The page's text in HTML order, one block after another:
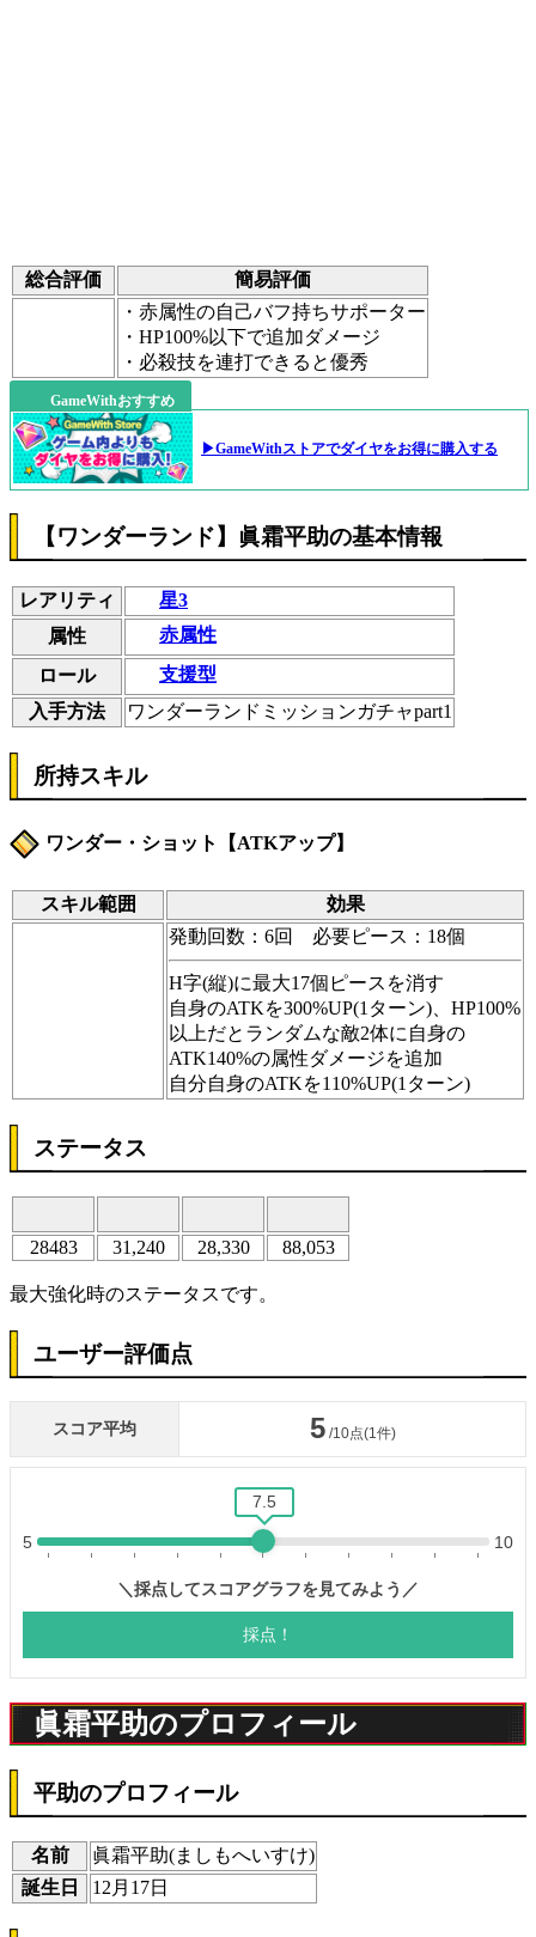
総合評価
簡易評価
・赤属性の自己バフ持ちサポーター
・HP100%以下で追加ダメージ
・必殺技を連打できると優秀
GameWithおすすめ
▶GameWithストアでダイヤをお得に購入する
【ワンダーランド】眞霜平助の基本情報
レアリティ
星3
属性
赤属性
ロール
支援型
入手方法
ワンダーランドミッションガチャpart1
所持スキル
ワンダー・ショット【ATKアップ】
スキル範囲
効果
発動回数：6回 必要ピース：18個
H字(縦)に最大17個ピースを消す
自身のATKを300%UP(1ターン)、HP100%
以上だとランダムな敵2体に自身の
ATK140%の属性ダメージを追加
自分自身のATKを110%UP(1ターン)
ステータス
28483 31,240 28,330 88,053
最大強化時のステータスです。
ユーザー評価点
眞霜平助のプロフィール
平助のプロフィール
名前
眞霜平助(ましもへいすけ)
誕生日
12月17日